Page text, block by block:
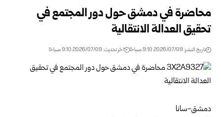
محاضرة في دمشق حول دور المجتمع في
تحقيق العدالة الانتقالية‎ ‎
تاريخ النشر: 2026/07/09 9:10 صباحًا اخر تحديث: 2026/07/09 9:10 صباحًا
دمشق-سانا‏